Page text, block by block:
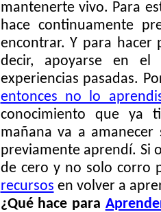
mantenerte vivo. Para
hace continuamente
encontrar. Y para hacer
decir, apoyarse en
experiencias pasadas.
entonces no lo
conocimiento que ya
mañana va a
previamente aprendí. Si
de cero y no solo corro
recursos en volver a
¿Qué hace para